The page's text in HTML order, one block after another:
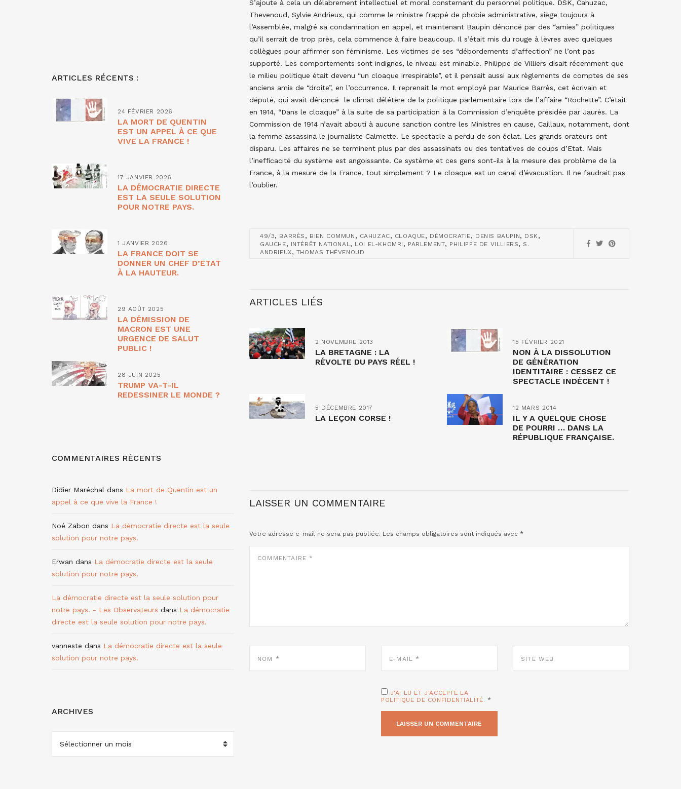
S’ajoute à cela un délabrement intellectuel et moral consternant du personnel politique. DSK, Cahuzac,
Thevenoud, Sylvie Andrieux, qui comme le ministre frappé de phobie administrative, siège toujours à
l’Assemblée, malgré sa condamnation en appel, et maintenant Baupin dénoncé par des “amies” politiques
qu’il serrait de trop près, cela commence à faire beaucoup. Il s’était mis du rouge à lèvres avec quelques
collègues pour affirmer son féminisme. Les victimes de ses “débordements d’affection” ne l’ont pas
supporté. Les comportements sont indignes, le niveau est minable. Philippe de Villiers disait récemment que
le milieu politique était devenu “un cloaque irrespirable”, et il pensait aussi aux règlements de comptes de ses
anciens amis de “droite”, en l’occurrence. Il reprenait le mot employé par Maurice Barrès, cet écrivain et
député, qui avait dénoncé le climat délétère de la politique parlementaire lors de l’affaire “Rochette”. C’était
en 1914, “Dans le cloaque” à la suite de sa participation à la Commission d’enquête présidée par Jaurès. La
Commission de 1914 n’avait abouti à aucune sanction contre les Ministres en cause, Caillaux, notamment, dont
la femme assassina le journaliste Calmette. Le spectacle a perdu de son éclat. Les grands orateurs ont
disparu. Les affaires ne se terminent plus par des assassinats ou des tentatives de coups d’Etat. Mais
l’inefficacité du système est angoissante. Ce système et ces gens sont-ils à la mesure des problème de la
France, à la mesure de la France, tout simplement ? Le cloaque est un canal d’évacuation. Il ne faudrait pas
l’oublier.
49/3, BARRÈS , BIEN COMMUN , CAHUZAC, CLOAQUE, DÉMOCRATIE, DENIS BAUPIN, DSK ,
GAUCHE, INTÉRÊT NATIONAL , LOI EL-KHOMRI , PARLEMENT, PHILIPPE DE VILLIERS, S.
ANDRIEUX, THOMAS THÉVENOUD
ARTICLES LIÉS
2 NOVEMBRE 2013
LA BRETAGNE : LA
RÉVOLTE DU PAYS RÉEL !
15 FÉVRIER 2021
NON À LA DISSOLUTION
DE GÉNÉRATION
IDENTITAIRE : CESSEZ CE
SPECTACLE INDÉCENT !
5 DÉCEMBRE 2017
LA LEÇON CORSE !
12 MARS 2014
IL Y A QUELQUE CHOSE
DE POURRI … DANS LA
RÉPUBLIQUE FRANÇAISE.
LAISSER UN COMMENTAIRE
Votre adresse e-mail ne sera pas publiée. Les champs obligatoires sont indiqués avec *
COMMENTAIRE
NOM
E-
MAIL
SITE
WEB
J'AI LU ET J'ACCEPTE LA
POLITIQUE DE CONFIDENTIALITÉ. *
ARTICLES RÉCENTS :
24 FÉVRIER 2026
LA MORT DE QUENTIN
EST UN APPEL À CE QUE
VIVE LA FRANCE !
17 JANVIER 2026
LA DÉMOCRATIE DIRECTE
EST LA SEULE SOLUTION
POUR NOTRE PAYS.
1 JANVIER 2026
LA FRANCE DOIT SE
DONNER UN CHEF D’ETAT
À LA HAUTEUR.
29 AOÛT 2025
LA DÉMISSION DE
MACRON EST UNE
URGENCE DE SALUT
PUBLIC !
28 JUIN 2025
TRUMP VA-T-IL
REDESSINER LE MONDE ?
COMMENTAIRES RÉCENTS
Didier Maréchal dans La mort de Quentin est un
appel à ce que vive la France !
Noé Zabon dans La démocratie directe est la seule
solution pour notre pays.
Erwan dans La démocratie directe est la seule
solution pour notre pays.
La démocratie directe est la seule solution pour
notre pays. - Les Observateurs dans La démocratie
directe est la seule solution pour notre pays.
vanneste dans La démocratie directe est la seule
solution pour notre pays.
ARCHIVES
ARCHIVES